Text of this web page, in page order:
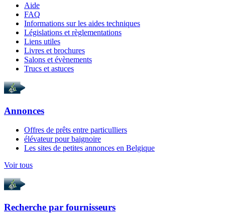
Aide
FAQ
Informations sur les aides techniques
Législations et règlementations
Liens utiles
Livres et brochures
Salons et évènements
Trucs et astuces
Annonces
Offres de prêts entre particulliers
élévateur pour baignoire
Les sites de petites annonces en Belgique
Voir tous
Recherche par fournisseurs